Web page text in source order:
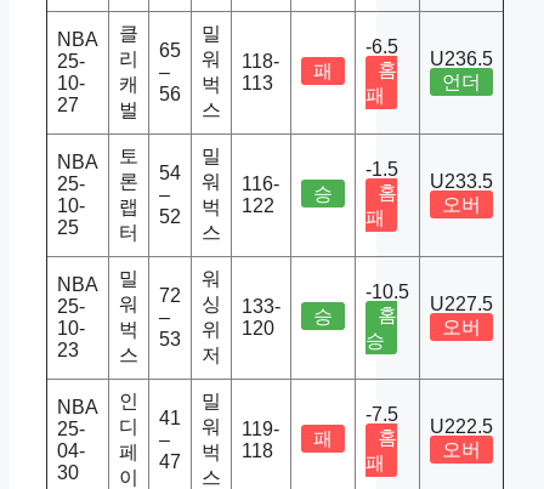
NBA
25-
10-
27
클
리
캐
벌
65
–
56
밀
워
벅
스
118-
113
패
-6.5
홈
패
U236.5
언더
NBA
25-
10-
25
토
론
랩
터
54
–
52
밀
워
벅
스
116-
122
승
-1.5
홈
패
U233.5
오버
NBA
25-
10-
23
밀
워
벅
스
72
–
53
워
싱
위
저
133-
120
승
-10.5
홈
승
U227.5
오버
NBA
25-
04-
30
인
디
페
이
41
–
47
밀
워
벅
스
119-
118
패
-7.5
홈
패
U222.5
오버